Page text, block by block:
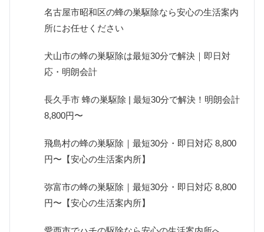
名古屋市昭和区の蜂の巣駆除なら安心の生活案内
所にお任せください
犬山市の蜂の巣駆除は最短30分で解決｜即日対
応・明朗会計
長久手市 蜂の巣駆除 | 最短30分で解決！明朗会計
8,800円〜
飛島村の蜂の巣駆除｜最短30分・即日対応 8,800
円〜【安心の生活案内所】
弥富市の蜂の巣駆除｜最短30分・即日対応 8,800
円〜【安心の生活案内所】